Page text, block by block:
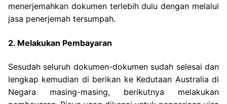
menerjemahkan dokumen terlebih dulu dengan melalui
jasa penerjemah tersumpah.
2. Melakukan Pembayaran
Sesudah seluruh dokumen-dokumen sudah selesai dan
lengkap kemudian di berikan ke Kedutaan Australia di
Negara masing-masing, berikutnya melakukan